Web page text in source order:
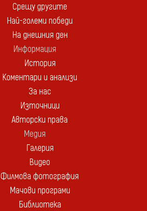
Срещу другите
Най-големи победи
На днешния ден
Информация
История
Коментари и анализи
За нас
Източници
Авторски права
Медия
Галерия
Видео
Филмова фотография
Мачови програми
Библиотека